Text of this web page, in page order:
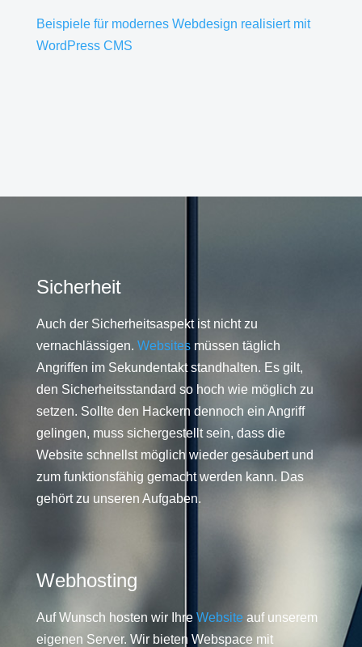
Beispiele für modernes Webdesign realisiert mit
WordPress CMS
Sicherheit
Auch der Sicherheitsaspekt ist nicht zu
vernachlässigen. Websitesmüssen täglich
Angriffen im Sekundentakt standhalten. Es gilt,
den Sicherheitsstandard so hoch wie möglich zu
setzen. Sollte den Hackern dennoch ein Angriff
gelingen, muss sichergestellt sein, dass die
Website schnellst möglich wieder gesäubert und
zum funktionsfähig gemacht werden kann. Das
gehört zu unseren Aufgaben.
Webhosting
Auf Wunsch hosten wir Ihre Website auf unserem
eigenen Server. Wir bieten Webspace mit